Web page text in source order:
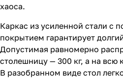
хаоса.
Каркас из усиленной стали с
покрытием гарантирует
Допустимая равномерно
столешницу — 300 кг, а на всю
В разобранном виде стол